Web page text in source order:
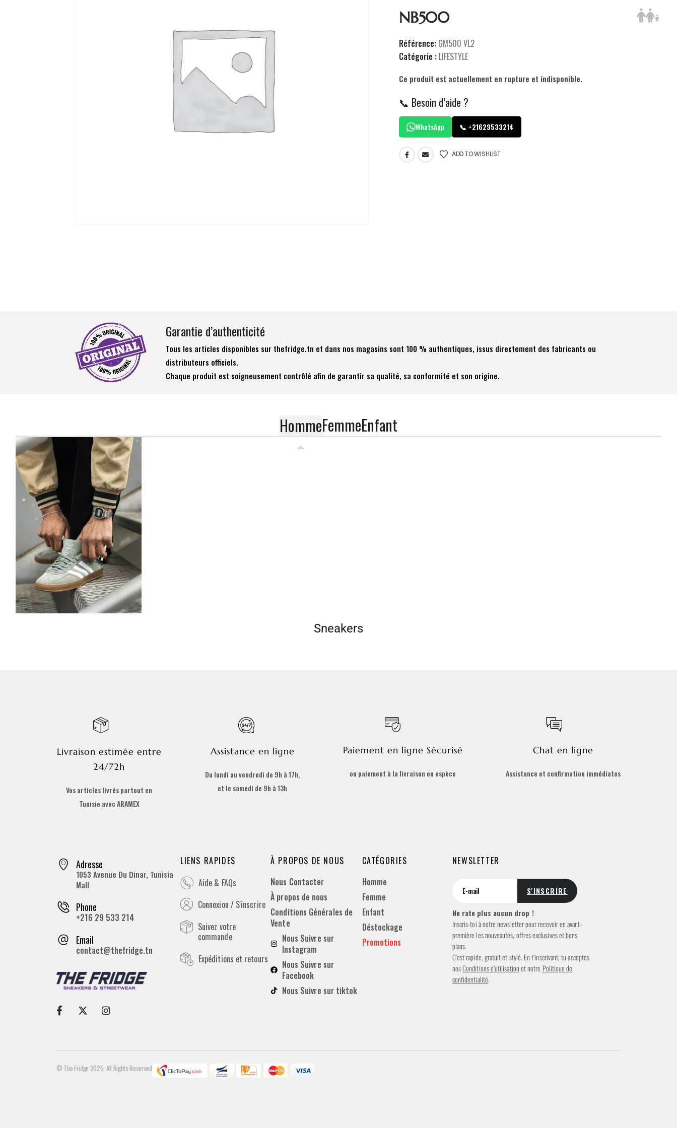
NB500
Référence: GM500 VL2
Catégorie : LIFESTYLE
Ce produit est actuellement en rupture et indisponible.
📞 Besoin d’aide ?
WhatsApp 📞 +21629533214
ADD TO WISHLIST
Garantie d’authenticité
Tous les articles disponibles sur thefridge.tn et dans nos magasins sont 100 % authentiques, issus directement des fabricants ou
distributeurs officiels.
Chaque produit est soigneusement contrôlé afin de garantir sa qualité, sa conformité et son origine.
HommeFemmeEnfant
Sneakers
Livraison estimée entre
24/72h
Vos articles livrés partout en
Tunisie avec ARAMEX
Assistance en ligne
Du lundi au vendredi de 9h à 17h,
et le samedi de 9h à 13h
Paiement en ligne Sécurisé
ou paiement à la livraison en espèce
Chat en ligne
Assistance et confirmation immédiates
Adresse
1053 Avenue Du Dinar, Tunisia
Mall
Phone
+216 29 533 214
Email
contact@thefridge.tn
LIENS RAPIDES
Aide & FAQs
Connexion / S'inscrire
Suivez votre
commande
Expéditions et retours
À PROPOS DE NOUS
Nous Contacter
À propos de nous
Conditions Générales de
Vente
Nous Suivre sur
Instagram
Nous Suivre sur
Facebook
Nous Suivre sur tiktok
CATÉGORIES
Homme
Femme
Enfant
Déstockage
Promotions
NEWSLETTER
Ne rate plus aucun drop !
Inscris-toi à notre newsletter pour recevoir en avant-
première les nouveautés, offres exclusives et bons
plans.
C’est rapide, gratuit et stylé. En t’inscrivant, tu acceptes
nosConditions d’utilisationet notre Politique de
confidentialité.
© The Fridge 2025. All Rights Reserved